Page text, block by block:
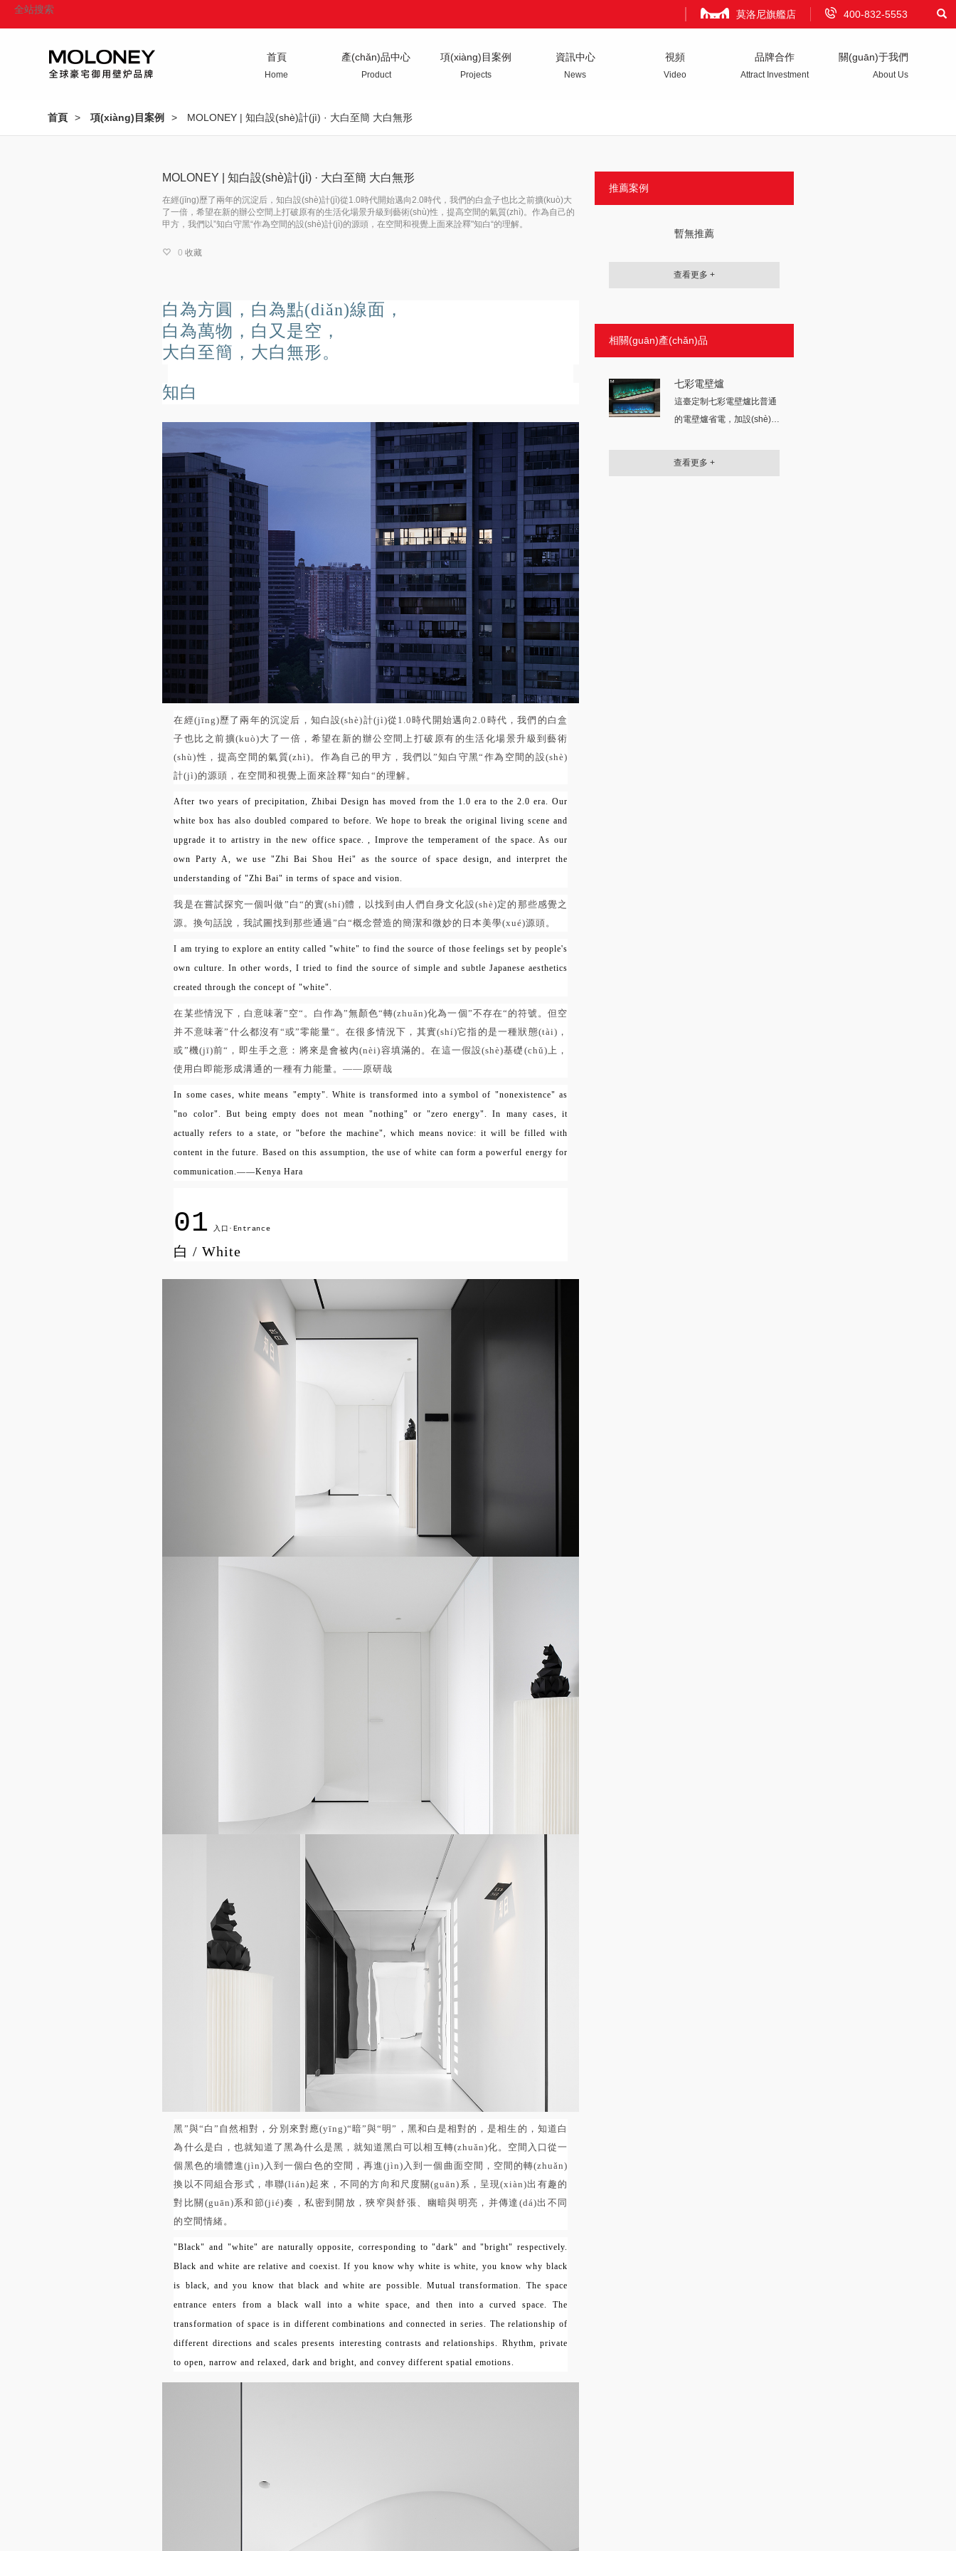
400-832-5553
莫洛尼旗艦店
首頁
Home
產(chǎn)品中心
Product
項(xiàng)目案例
Projects
資訊中心
News
視頻
Video
品牌合作
Attract Investment
關(guān)于我們
About Us
首頁 > 項(xiàng)目案例 > MOLONEY | 知白設(shè)計(jì) · 大白至簡 大白無形
MOLONEY | 知白設(shè)計(jì) · 大白至簡 大白無形
在經(jīng)歷了兩年的沉淀后，知白設(shè)計(jì)從1.0時代開始邁向2.0時代，我們的白盒子也比之前擴(kuò)大
了一倍，希望在新的辦公空間上打破原有的生活化場景升級到藝術(shù)性，提高空間的氣質(zhì)。作為自己的
甲方，我們以”知白守黑“作為空間的設(shè)計(jì)的源頭，在空間和視覺上面來詮釋"知白“的理解。
0 收藏
白為方圓， 白為點(diǎn)線面，
白為萬物， 白又是空，
大白至簡， 大白無形。
知白
在經(jīng)歷了兩年的沉淀后，知白設(shè)計(jì)從1.0時代開始邁向2.0時代，我們的白盒
子也比之前擴(kuò)大了一倍，希望在新的辦公空間上打破原有的生活化場景升級到藝術
(shù)性，提高空間的氣質(zhì)。作為自己的甲方，我們以”知白守黑“作為空間的設(shè)
計(jì)的源頭，在空間和視覺上面來詮釋"知白“的理解。
After two years of precipitation, Zhibai Design has moved from the 1.0 era to the 2.0 era. Our
white box has also doubled compared to before. We hope to break the original living scene and
upgrade it to artistry in the new office space. , Improve the temperament of the space. As our
own Party A, we use "Zhi Bai Shou Hei" as the source of space design, and interpret the
understanding of "Zhi Bai" in terms of space and vision.
我是在嘗試探究一個叫做”白“的實(shí)體，以找到由人們自身文化設(shè)定的那些感覺之
源。換句話說，我試圖找到那些通過”白“概念營造的簡潔和微妙的日本美學(xué)源頭。
I am trying to explore an entity called "white" to find the source of those feelings set by people's
own culture. In other words, I tried to find the source of simple and subtle Japanese aesthetics
created through the concept of "white".
在某些情況下，白意味著”空“。白作為”無顏色“轉(zhuǎn)化為一個”不存在“的符號。但空
并不意味著”什么都沒有“或”零能量“。在很多情況下，其實(shí)它指的是一種狀態(tài)，
或”機(jī)前“，即生手之意：將來是會被內(nèi)容填滿的。在這一假設(shè)基礎(chǔ)上，
使用白即能形成溝通的一種有力能量。——原研哉
In some cases, white means "empty". White is transformed into a symbol of "nonexistence" as
"no color". But being empty does not mean "nothing" or "zero energy". In many cases, it
actually refers to a state, or "before the machine", which means novice: it will be filled with
content in the future. Based on this assumption, the use of white can form a powerful energy for
communication.——Kenya Hara
01 入口·Entrance
白 / White
黑”與“白”自然相對，分別來對應(yīng)“暗”與“明”，黑和白是相對的，是相生的，知道白
為什么是白，也就知道了黑為什么是黑，就知道黑白可以相互轉(zhuǎn)化。空間入口從一
個黑色的墻體進(jìn)入到一個白色的空間，再進(jìn)入到一個曲面空間，空間的轉(zhuǎn)
換以不同組合形式，串聯(lián)起來，不同的方向和尺度關(guān)系，呈現(xiàn)出有趣的
對比關(guān)系和節(jié)奏，私密到開放，狹窄與舒張、幽暗與明亮，并傳達(dá)出不同
的空間情緒。
"Black" and "white" are naturally opposite, corresponding to "dark" and "bright" respectively.
Black and white are relative and coexist. If you know why white is white, you know why black
is black, and you know that black and white are possible. Mutual transformation. The space
entrance enters from a black wall into a white space, and then into a curved space. The
transformation of space is in different combinations and connected in series. The relationship of
different directions and scales presents interesting contrasts and relationships. Rhythm, private
to open, narrow and relaxed, dark and bright, and convey different spatial emotions.
推薦案例
暫無推薦
查看更多 +
相關(guān)產(chǎn)品
七彩電壁爐
這臺定制七彩電壁爐比普通
的電壁爐省電，加設(shè)可
查看更多 +